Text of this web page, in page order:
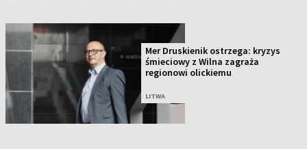
Mer Druskienik ostrzega: kryzys
śmieciowy z Wilna zagraża
regionowi olickiemu
LITWA